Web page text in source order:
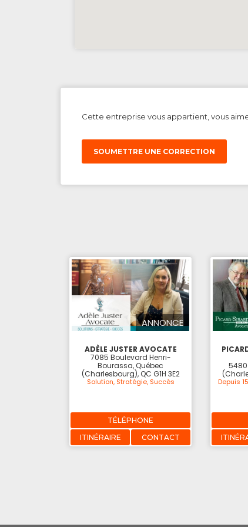
Cette entreprise vous appartient, vous
SOUMETTRE UNE CORRECTION
ANNONCE
ADÈLE JUSTER AVOCATE
7085 Boulevard Henri-
Bourassa, Québec
(Charlesbourg), QC G1H 3E2
Solution, Stratégie, Succès
TÉLÉPHONE
ITINÉRAIRE
CONTACT
5480
Depuis